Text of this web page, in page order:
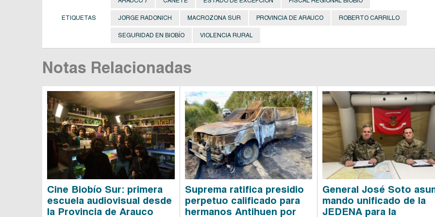
ETIQUETAS JORGE RADONICH MACROZONA SUR PROVINCIA DE ARAUCO ROBERTO CARRILLO
SEGURIDAD EN BIOBÍO VIOLENCIA RURAL
Notas Relacionadas
Cine Biobío Sur: primera
escuela audiovisual desde
la Provincia de Arauco
Suprema ratifica presidio
perpetuo calificado para
hermanos Antihuen por
General José Soto
mando unificado de la
JEDENA para la